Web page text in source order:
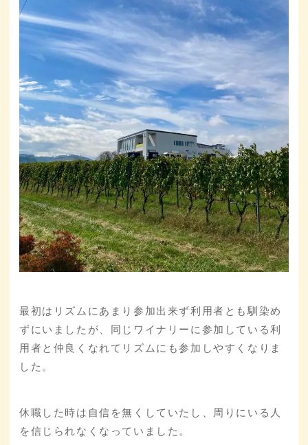
最初はリズムにあまり参加出来ず利用者とも馴染め
ずにいましたが、同じワイナリーに参加している利
用者と仲良くなれてリズムにも参加しやすくなりま
した。
休職した時は自信を無くしていたし、周りにいる人
を信じられなくなっていました。